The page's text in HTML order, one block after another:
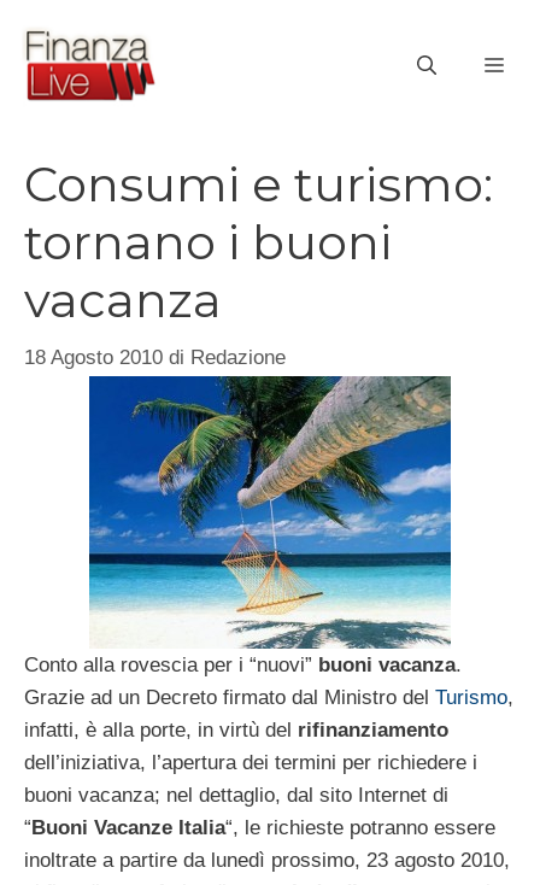
contenuto
Consumi e turismo:
tornano i buoni
vacanza
18 Agosto 2010 di Redazione
Conto alla rovescia per i “nuovi” buoni vacanza.
Grazie ad un Decreto firmato dal Ministro del Turismo,
infatti, è alla porte, in virtù del rifinanziamento
dell’iniziativa, l’apertura dei termini per richiedere i
buoni vacanza; nel dettaglio, dal sito Internet di
“Buoni Vacanze Italia“, le richieste potranno essere
inoltrate a partire da lunedì prossimo, 23 agosto 2010,